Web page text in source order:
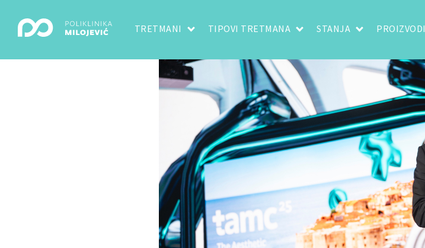
TRETMANI TIPOVI TRETMANA STANJA PROIZVODI